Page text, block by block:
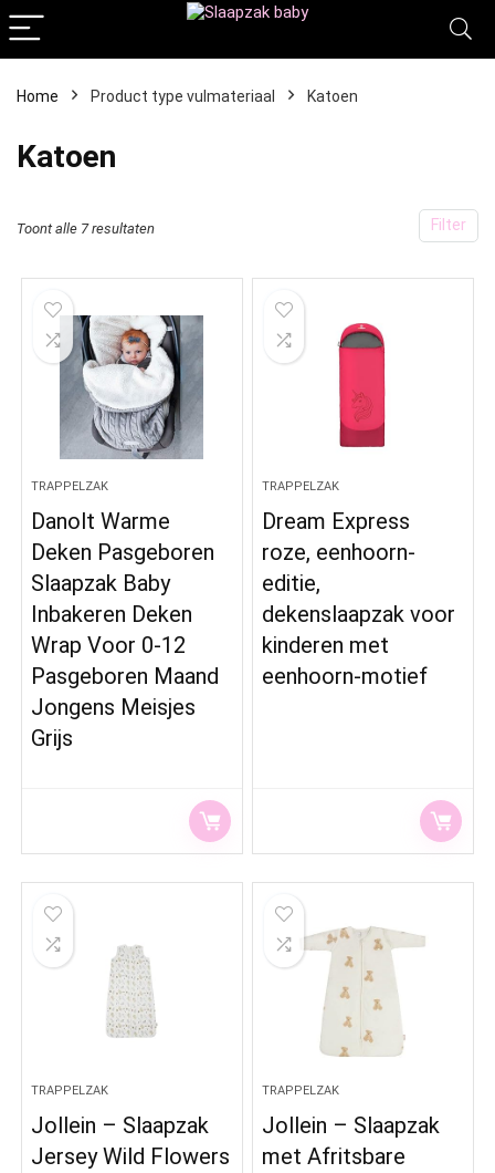
Home Product type vulmateriaal ‎Katoen
‎Katoen
Filter
Toont alle 7 resultaten
TRAPPELZAK
Danolt Warme
Deken Pasgeboren
Slaapzak Baby
Inbakeren Deken
Wrap Voor 0-12
Pasgeboren Maand
Jongens Meisjes
Grijs
TRAPPELZAK
Dream Express
roze, eenhoorn-
editie,
dekenslaapzak voor
kinderen met
eenhoorn-motief
TRAPPELZAK
Jollein – Slaapzak
Jersey Wild Flowers
TRAPPELZAK
Jollein – Slaapzak
met Afritsbare